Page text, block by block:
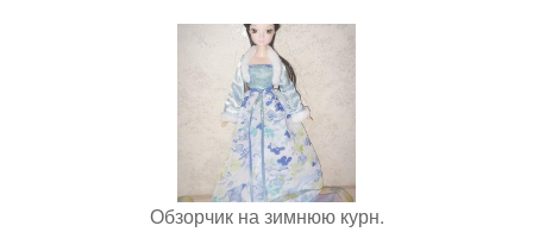
Обзорчик на зимнюю курн.